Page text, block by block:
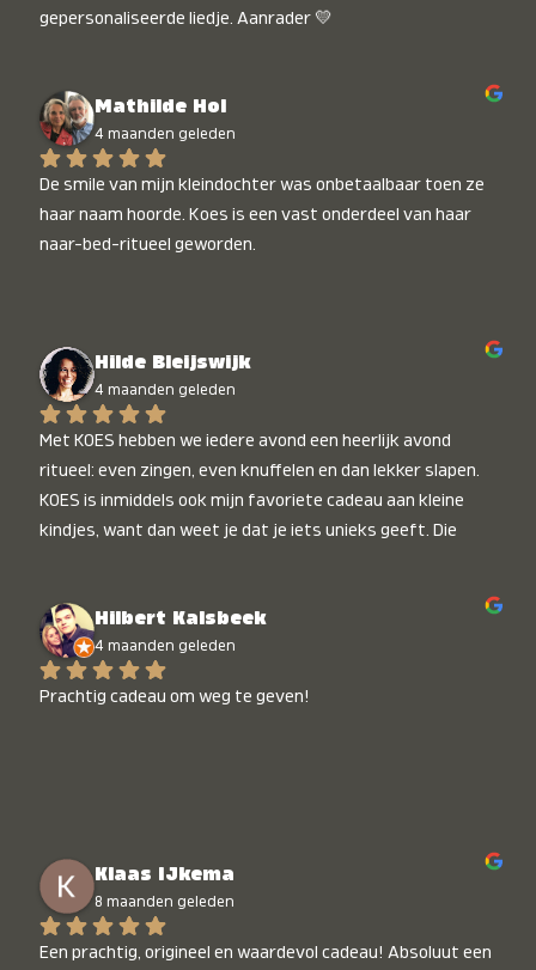
gepersonaliseerde liedje. Aanrader 💛
Mathilde Hol
4 maanden geleden
De smile van mijn kleindochter was onbetaalbaar toen ze
haar naam hoorde. Koes is een vast onderdeel van haar
naar-bed-ritueel geworden.
Hilde Bleijswijk
4 maanden geleden
Met KOES hebben we iedere avond een heerlijk avond
ritueel: even zingen, even knuffelen en dan lekker slapen.
KOES is inmiddels ook mijn favoriete cadeau aan kleine
kindjes, want dan weet je dat je iets unieks geeft. Die
Hilbert Kalsbeek
4 maanden geleden
Prachtig cadeau om weg te geven!
Klaas IJkema
8 maanden geleden
Een prachtig, origineel en waardevol cadeau! Absoluut een